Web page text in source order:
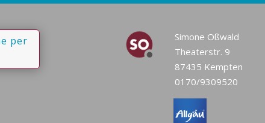
per
Simone Oßwald
Theaterstr. 9
87435 Kempten
0170/9309520